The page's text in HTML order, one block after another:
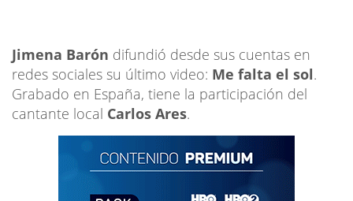
Jimena Barón difundió desde sus cuentas en
redes sociales su último video: Me falta el sol.
Grabado en España, tiene la participación del
cantante local Carlos Ares.